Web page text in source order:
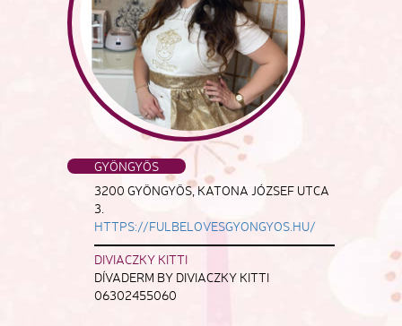
GYÖNGYÖS
3200 GYÖNGYÖS, KATONA JÓZSEF UTCA
3.
HTTPS://FULBELOVESGYONGYOS.HU/
DIVIACZKY KITTI
DÍVADERM BY DIVIACZKY KITTI
06302455060